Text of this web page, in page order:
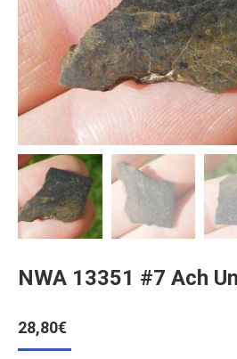
NWA 13351 #7 Ach
28,80€